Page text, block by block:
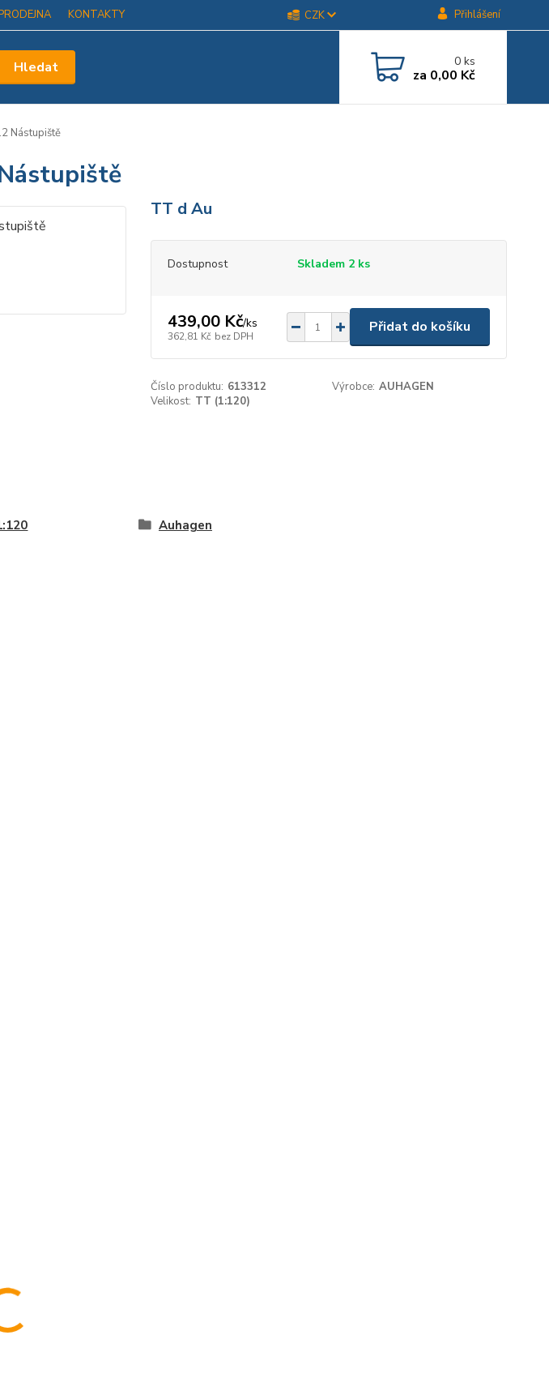
KONTAKTY CZK Přihlášení
Hledat 0ks
za 0,00 Kč
Nástupiště
TT d Au
Dostupnost Skladem 2 ks
439,00 Kč/ks
362,81 Kč bez DPH
Přidat do košíku
Číslo produktu: 613312 Výrobce: AUHAGEN
Velikost: TT (1:120)
Auhagen